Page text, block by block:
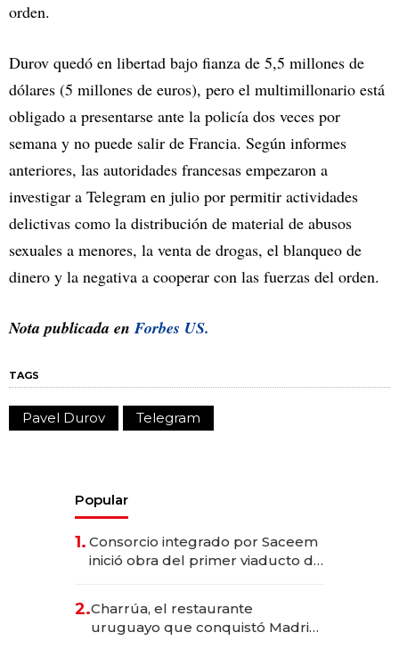
orden.
Durov quedó en libertad bajo fianza de 5,5 millones de
dólares (5 millones de euros), pero el multimillonario está
obligado a presentarse ante la policía dos veces por
semana y no puede salir de Francia. Según informes
anteriores, las autoridades francesas empezaron a
investigar a Telegram en julio por permitir actividades
delictivas como la distribución de material de abusos
sexuales a menores, la venta de drogas, el blanqueo de
dinero y la negativa a cooperar con las fuerzas del orden.
Nota publicada enForbes US.
TAGS
Pavel Durov Telegram
Popular
1. Consorcio integrado por Saceem
inició obra del primer viaducto de
millones
2.Charrúa, el restaurante
uruguayo que conquistó Madrid: